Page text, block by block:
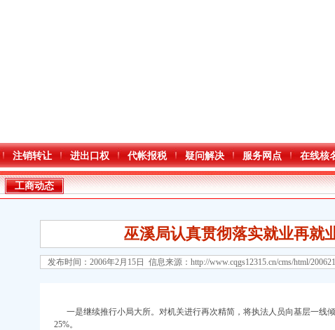
注销转让 进出口权 代帐报税 疑问解决 服务网点 在线核
出口权)
万 （增资）
工商动态
巫溪局认真贯彻落实就业再就
发布时间：2006年2月15日 信息来源： http://www.cqgs12315.cn/cms/html/
一是继续推行小局大所。对机关进行再次精简，将执法人员向基层一线
25%。